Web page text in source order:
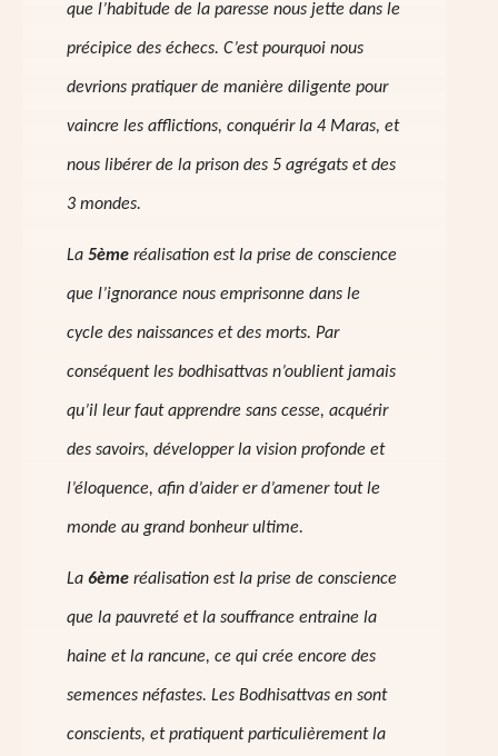
que l’habitude de la paresse nous jette dans le
précipice des échecs. C’est pourquoi nous
devrions pratiquer de manière diligente pour
vaincre les afflictions, conquérir la 4 Maras, et
nous libérer de la prison des 5 agrégats et des
3 mondes.
La 5ème réalisation est la prise de conscience
que l’ignorance nous emprisonne dans le
cycle des naissances et des morts. Par
conséquent les bodhisattvas n’oublient jamais
qu’il leur faut apprendre sans cesse, acquérir
des savoirs, développer la vision profonde et
l’éloquence, afin d’aider er d’amener tout le
monde au grand bonheur ultime.
La 6ème réalisation est la prise de conscience
que la pauvreté et la souffrance entraine la
haine et la rancune, ce qui crée encore des
semences néfastes. Les Bodhisattvas en sont
conscients, et pratiquent particulièrement la